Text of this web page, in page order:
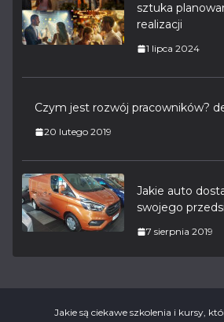
sztuka
realizacji
1 lipca 2024
Czym jest rozwój pracowników?
20 lutego 2019
Jakie auto
swojego
7 sierpnia 2019
Jakie są ciekawe szkolenia i kursy,